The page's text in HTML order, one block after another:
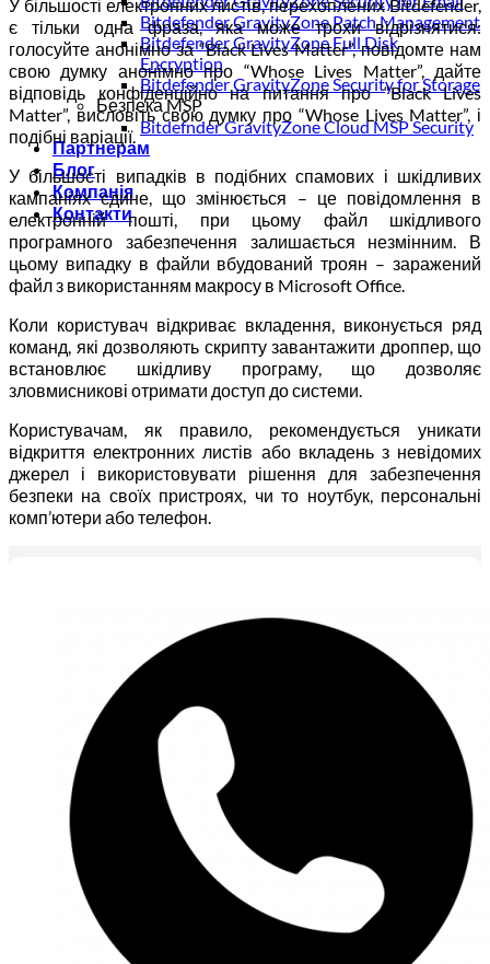
Bitdefender GravityZone Patch Management
Bitdefender GravityZone Full Disk
Encryption
Bitdefender GravityZone Security for Storage
Безпека MSP
Bitdefnder GravityZone Cloud MSP Security
Партнерам
Блог
Компанія
Контакти
У більшості електронних листів, перехоплених Bitdefender,
є тільки одна фраза, яка може трохи відрізнятися:
голосуйте анонімно за “Black Lives Matter”, повідомте нам
свою думку анонімно про “Whose Lives Matter”, дайте
відповідь конфіденційно на питання про “Black Lives
Matter”, висловіть свою думку про “Whose Lives Matter”, і
подібні варіації.
У більшості випадків в подібних спамових і шкідливих
кампаніях єдине, що змінюється – це повідомлення в
електронній пошті, при цьому файл шкідливого
програмного забезпечення залишається незмінним. В
цьому випадку в файли вбудований троян – заражений
файл з використанням макросу в Microsoft Office.
Коли користувач відкриває вкладення, виконується ряд
команд, які дозволяють скрипту завантажити дроппер, що
встановлює шкідливу програму, що дозволяє
зловмисникові отримати доступ до системи.
Користувачам, як правило, рекомендується уникати
відкриття електронних листів або вкладень з невідомих
джерел і використовувати рішення для забезпечення
безпеки на своїх пристроях, чи то ноутбук, персональні
комп’ютери або телефон.